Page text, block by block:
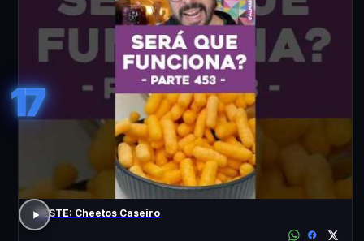
17
TESTE: Cheetos Caseiro